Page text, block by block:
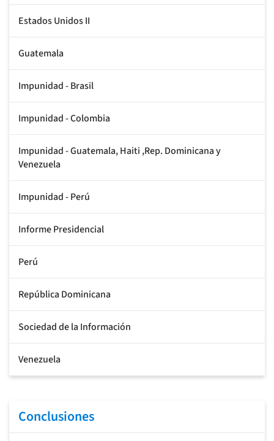
Estados Unidos II
Guatemala
Impunidad - Brasil
Impunidad - Colombia
Impunidad - Guatemala, Haiti ,Rep. Dominicana y
Venezuela
Impunidad - Perú
Informe Presidencial
Perú
República Dominicana
Sociedad de la Información
Venezuela
Conclusiones